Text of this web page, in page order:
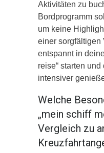
Aktivitäten zu
Bordprogramm
um keine
einer sorgfältigen
entspannt in
reise“ starten
intensiver
Welche
„mein schiff
Vergleich zu